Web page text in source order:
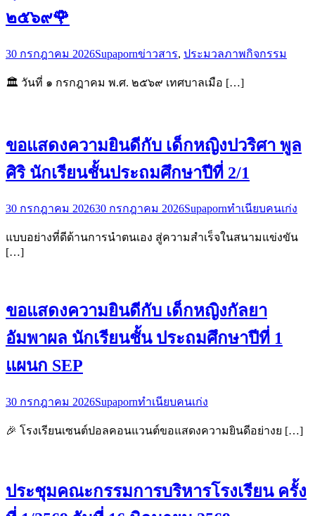
๒๕๖๙🌹
30 กรกฎาคม 2026Supapornข่าวสาร, ประมวลภาพกิจกรรม
🏛️ วันที่ ๑ กรกฎาคม พ.ศ. ๒๕๖๙ เทศบาลเมือ […]
ขอแสดงความยินดีกับ เด็กหญิงปวริศา พูล
ศิริ นักเรียนชั้นประถมศึกษาปีที่ 2/1
30 กรกฎาคม 202630 กรกฎาคม 2026Supapornทำเนียบคนเก่ง
แบบอย่างที่ดีด้านการนำตนเอง สู่ความสำเร็จในสนามแข่งขัน
[…]
ขอแสดงความยินดีกับ เด็กหญิงกัลยา
อัมพาผล นักเรียนชั้น ประถมศึกษาปีที่ 1
แผนก SEP
30 กรกฎาคม 2026Supapornทำเนียบคนเก่ง
🎉 โรงเรียนเซนต์ปอลคอนแวนต์ขอแสดงความยินดีอย่างย […]
ประชุมคณะกรรมการบริหารโรงเรียน ครั้ง